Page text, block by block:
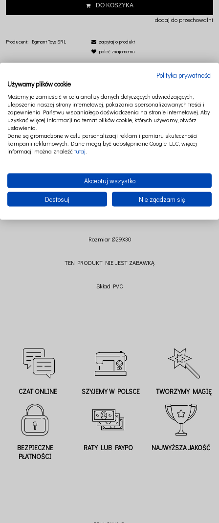
DO KOSZYKA
dodaj do przechowalni
Producent: Egmont Toys SRL
zapytaj o produkt
poleć znajomemu
OPIS PRODUKTY POWIĄZANE
Dzięki uroczemu grzybkowi wprowadzisz do pokoju dziecka świat baśni.
Lampka nocna daje bardzo miękkie i subtelne światło, dzięki czemu pomaga
Włączona, czy nie, lampka o kształcie cudnego grzybka jest cudownym
przedmiotem dekoracyjnym.
Tradycyjnie wykonane. Dla bezpieczeństwa dzieci, wyposażona w system LED o
Rozmiar Ø29X30
TEN PRODUKT NIE JEST ZABAWKĄ
Skład PVC
CZAT ONLINE SZYJEMY W POLSCE TWORZYMY MAGIĘ
BEZPIECZNE
PŁATNOŚCI
RATY LUB PAYPO NAJWYŻSZA JAKOŚĆ
Polityka prywatności
Używamy plików cookie
Możemy je zamieścić w celu analizy danych dotyczących odwiedzających,
ulepszenia naszej strony internetowej, pokazania spersonalizowanych treści i
zapewnienia Państwu wspaniałego doświadczenia na stronie internetowej. Aby
uzyskać więcej informacji na temat plików cookie, których używamy, otwórz
ustawienia.
Dane są gromadzone w celu personalizacji reklam i pomiaru skuteczności
kampanii reklamowych. Dane mogą być udostępniane Google LLC, więcej
informacji można znaleźć tutaj
Akceptuj wszystko
Dostosuj Nie zgadzam się